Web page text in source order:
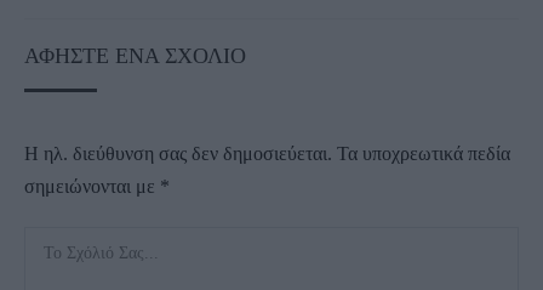
ΑΦΉΣΤΕ ΈΝΑ ΣΧΌΛΙΟ
Η ηλ. διεύθυνση σας δεν δημοσιεύεται. Τα υποχρεωτικά πεδία
σημειώνονται με *